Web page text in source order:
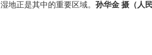
湿地正是其中的重要区域。 孙华金 摄（人